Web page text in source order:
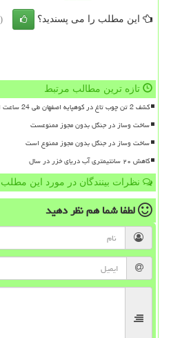
این مطلب را می پسندید؟ (1)
تازه ترین مطالب مرتبط
کشف 2 تن چوب تاغ در کوهپایه اصفهان طی 24 ساعت اخیر 8 نفر دستگیر شدند
ساخت وساز در جنگل بدون مجوز ممنوعست
ساخت وساز در جنگل بدون مجوز ممنوع است
کاهش ۲۰ سانتیمتری آب دریای خزر در سال
نظرات بینندگان در مورد این مطلب
لطفا شما همنظر دهید